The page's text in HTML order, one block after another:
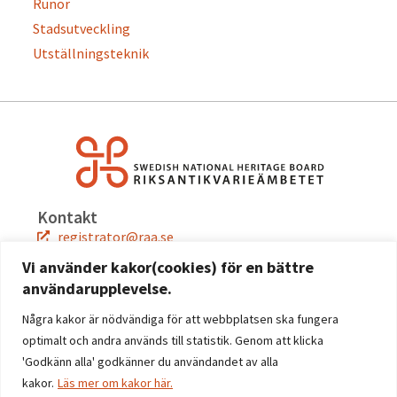
Vi använder kakor(cookies) för en bättre
användarupplevelse.
Några kakor är nödvändiga för att webbplatsen ska fungera
optimalt och andra används till statistik. Genom att klicka
'Godkänn alla' godkänner du användandet av alla
kakor. Läs mer om kakor här.
Stadsutveckling
Utställningsteknik
Kontakt
registrator@raa.se
08-5191 80 00
Snabblänkar
Jobba hos oss
Press
Kontakta oss
Följ oss